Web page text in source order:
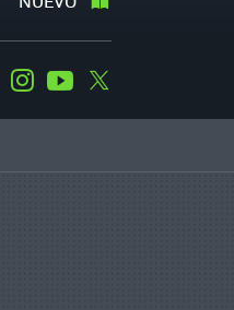
TelegramInstagramYoutube